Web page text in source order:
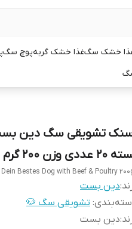
خشک سگغذا خشک گربهپوچ سگ
تشویقی سگ دین
عددی وزن 200 گرم
Dein Bestes Dog with Beef & Poultry
دین بست
: تشویقی سگ 🐶
:دین بست